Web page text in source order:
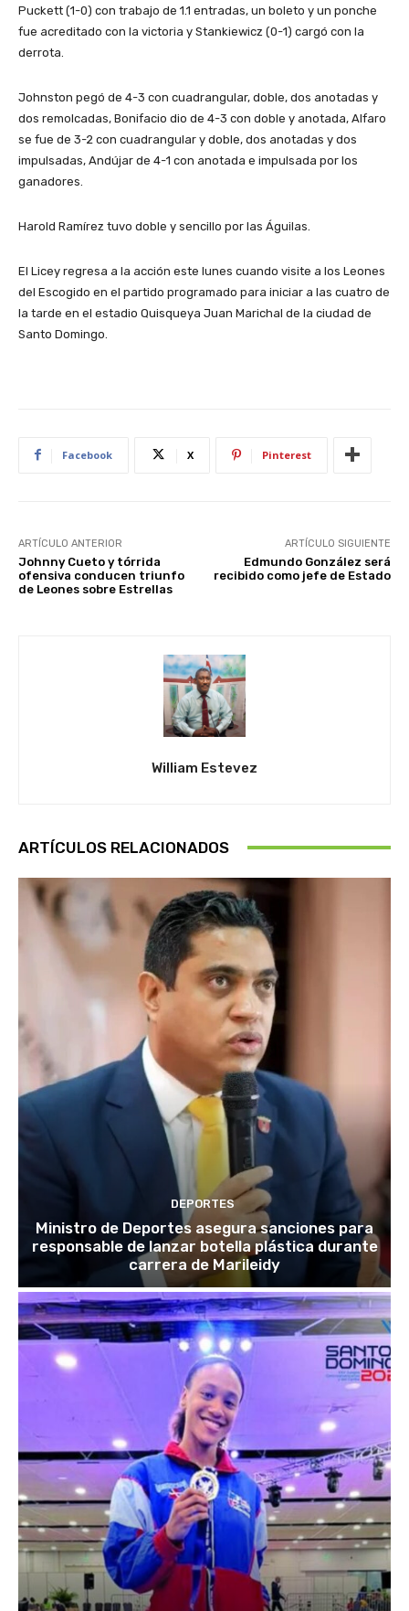
Puckett (1-0) con trabajo de 1.1 entradas, un boleto y un ponche
fue acreditado con la victoria y Stankiewicz (0-1) cargó con la
derrota.
Johnston pegó de 4-3 con cuadrangular, doble, dos anotadas y
dos remolcadas, Bonifacio dio de 4-3 con doble y anotada, Alfaro
se fue de 3-2 con cuadrangular y doble, dos anotadas y dos
impulsadas, Andújar de 4-1 con anotada e impulsada por los
ganadores.
Harold Ramírez tuvo doble y sencillo por las Águilas.
El Licey regresa a la acción este lunes cuando visite a los Leones
del Escogido en el partido programado para iniciar a las cuatro de
la tarde en el estadio Quisqueya Juan Marichal de la ciudad de
Santo Domingo.
Facebook X Pinterest
ARTÍCULO ANTERIOR
Johnny Cueto y tórrida
ofensiva conducen triunfo
de Leones sobre Estrellas
ARTÍCULO SIGUIENTE
Edmundo González será
recibido como jefe de Estado
William Estevez
ARTÍCULOS RELACIONADOS
DEPORTES
Ministro de Deportes asegura sanciones para
responsable de lanzar botella plástica durante
carrera de Marileidy